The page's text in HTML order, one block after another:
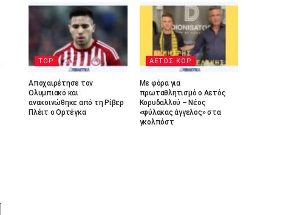
TOP
Αποχαιρέτησε τον
Ολυμπιακό και
ανακοινώθηκε από τη Ρίβερ
Πλέιτ ο Ορτέγκα
ΑΕΤΟΣ ΚΟΡ
Με φόρα για
πρωταθλητισμό ο Αετός
Κορυδαλλού – Νέος
«φύλακας άγγελος» στα
γκολπόστ